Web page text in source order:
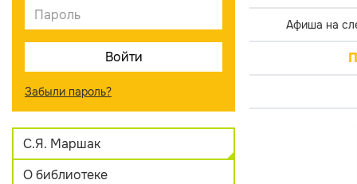
Забыли пароль?
С.Я. Маршак
О библиотеке
Афиша на